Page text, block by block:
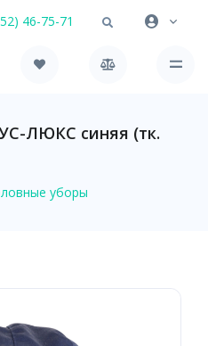
46-75-71
ЛЮКС синяя (тк.
уборы